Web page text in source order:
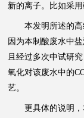
新的离子。比如采
本发明所述的高
因为本制酸废水中
且经过多次中试研
氧化对该废水中的
艺。
更具体的说明，